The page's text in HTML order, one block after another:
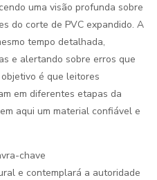
uma visão profunda sobre
do corte de PVC expandido. A
tempo detalhada,
e alertando sobre erros que
é que leitores
em diferentes etapas da
aqui um material confiável e
chave
e contemplará a autoridade